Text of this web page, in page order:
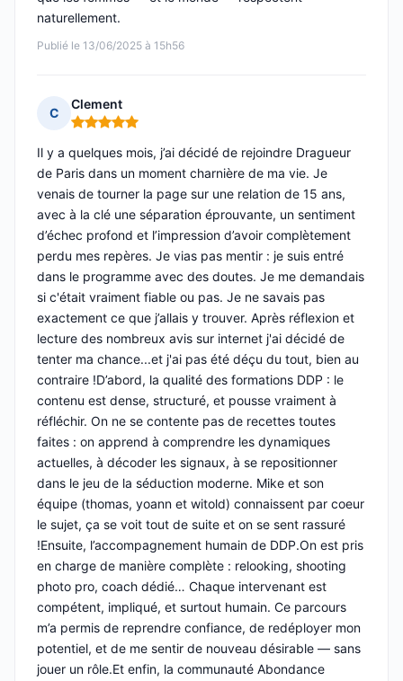
Publié le 13/06/2025 à 15h56
naturellement.
C
Clement
Note : 5 sur 5
Il y a quelques mois, j’ai décidé de rejoindre Dragueur
de Paris dans un moment charnière de ma vie. Je
venais de tourner la page sur une relation de 15 ans,
avec à la clé une séparation éprouvante, un sentiment
d’échec profond et l’impression d’avoir complètement
perdu mes repères. Je vias pas mentir : je suis entré
dans le programme avec des doutes. Je me demandais
si c'était vraiment fiable ou pas. Je ne savais pas
exactement ce que j’allais y trouver. Après réflexion et
lecture des nombreux avis sur internet j'ai décidé de
tenter ma chance...et j'ai pas été déçu du tout, bien au
contraire !D’abord, la qualité des formations DDP : le
contenu est dense, structuré, et pousse vraiment à
réfléchir. On ne se contente pas de recettes toutes
faites : on apprend à comprendre les dynamiques
actuelles, à décoder les signaux, à se repositionner
dans le jeu de la séduction moderne. Mike et son
équipe (thomas, yoann et witold) connaissent par coeur
le sujet, ça se voit tout de suite et on se sent rassuré
!Ensuite, l’accompagnement humain de DDP.On est pris
en charge de manière complète : relooking, shooting
photo pro, coach dédié… Chaque intervenant est
compétent, impliqué, et surtout humain. Ce parcours
m’a permis de reprendre confiance, de redéployer mon
potentiel, et de me sentir de nouveau désirable — sans
jouer un rôle.Et enfin, la communauté Abondance